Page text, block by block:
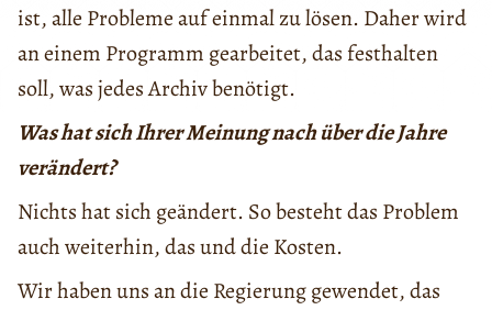
ist, alle Probleme auf einmal zu lösen. Daher wird
an einem Programm gearbeitet, das festhalten
soll, was jedes Archiv benötigt.
Was hat sich Ihrer Meinung nach über die Jahre
verändert?
Nichts hat sich geändert. So besteht das Problem
auch weiterhin, das und die Kosten.
Wir haben uns an die Regierung gewendet, das